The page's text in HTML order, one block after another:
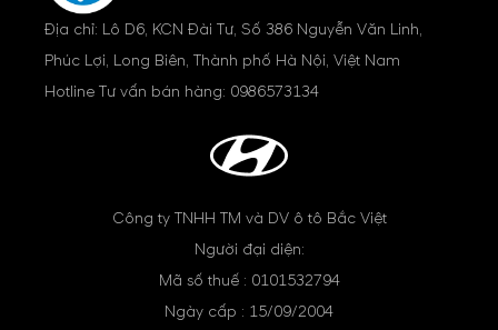
Địa chỉ: Lô D6, KCN Đài Tư, Số 386 Nguyễn Văn Linh,
Phúc Lợi, Long Biên, Thành phố Hà Nội, Việt Nam
Hotline Tư vấn bán hàng: 0986573134
Công ty TNHH TM và DV ô tô Bắc Việt
Người đại diện:
Mã số thuế : 0101532794
Ngày cấp : 15/09/2004